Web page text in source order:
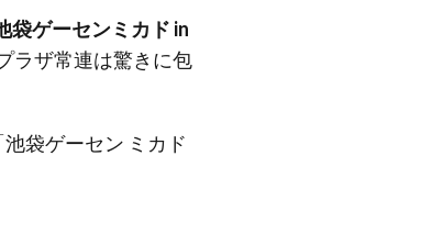
袋ゲーセンミカド in
ラザ常連は驚きに包
袋ゲーセン ミカド